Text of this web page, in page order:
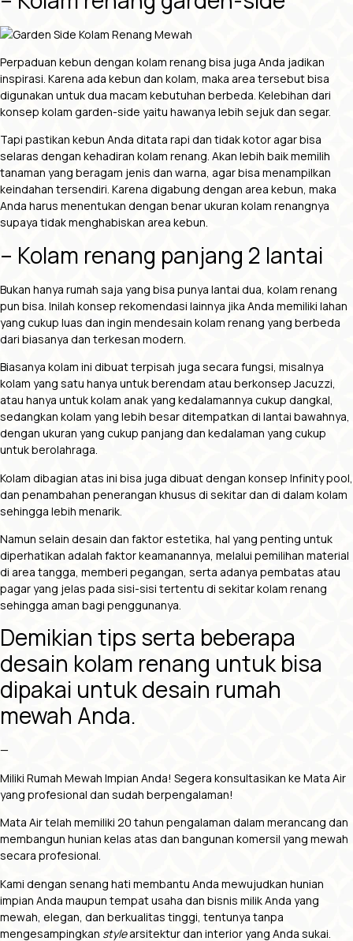
Perpaduan kebun dengan kolam renang bisa juga Anda jadikan
inspirasi. Karena ada kebun dan kolam, maka area tersebut bisa
digunakan untuk dua macam kebutuhan berbeda. Kelebihan dari
konsep kolam garden-side yaitu hawanya lebih sejuk dan segar.
Tapi pastikan kebun Anda ditata rapi dan tidak kotor agar bisa
selaras dengan kehadiran kolam renang. Akan lebih baik memilih
tanaman yang beragam jenis dan warna, agar bisa menampilkan
keindahan tersendiri. Karena digabung dengan area kebun, maka
Anda harus menentukan dengan benar ukuran kolam renangnya
supaya tidak menghabiskan area kebun.
– Kolam renang panjang 2 lantai
Bukan hanya rumah saja yang bisa punya lantai dua, kolam renang
pun bisa. Inilah konsep rekomendasi lainnya jika Anda memiliki lahan
yang cukup luas dan ingin mendesain kolam renang yang berbeda
dari biasanya dan terkesan modern.
Biasanya kolam ini dibuat terpisah juga secara fungsi, misalnya
kolam yang satu hanya untuk berendam atau berkonsep Jacuzzi,
atau hanya untuk kolam anak yang kedalamannya cukup dangkal,
sedangkan kolam yang lebih besar ditempatkan di lantai bawahnya,
dengan ukuran yang cukup panjang dan kedalaman yang cukup
untuk berolahraga.
Kolam dibagian atas ini bisa juga dibuat dengan konsep Infinity pool,
dan penambahan penerangan khusus di sekitar dan di dalam kolam
sehingga lebih menarik.
Namun selain desain dan faktor estetika, hal yang penting untuk
diperhatikan adalah faktor keamanannya, melalui pemilihan material
di area tangga, memberi pegangan, serta adanya pembatas atau
pagar yang jelas pada sisi-sisi tertentu di sekitar kolam renang
sehingga aman bagi penggunanya.
Demikian tips serta beberapa
desain kolam renang untuk bisa
dipakai untukdesain rumah
mewah Anda.
—
Miliki Rumah Mewah Impian Anda! Segera konsultasikan ke Mata Air
yang profesional dan sudah berpengalaman!
Mata Air telah memiliki 20 tahun pengalaman dalam merancang dan
membangun hunian kelas atas dan bangunan komersil yang mewah
secara profesional.
Kami dengan senang hati membantu Anda mewujudkan hunian
impian Anda maupun tempat usaha dan bisnis milik Anda yang
mewah, elegan, dan berkualitas tinggi, tentunya tanpa
mengesampingkan stylearsitektur dan interior yang Anda sukai.